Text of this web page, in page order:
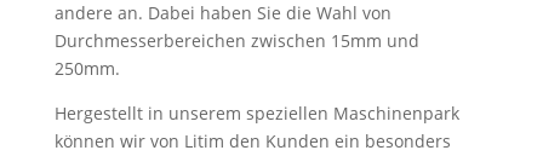
andere an. Dabei haben Sie die Wahl von
Durchmesserbereichen zwischen 15mm und
250mm.
Hergestellt in unserem speziellen Maschinenpark
können wir von Litim den Kunden ein besonders